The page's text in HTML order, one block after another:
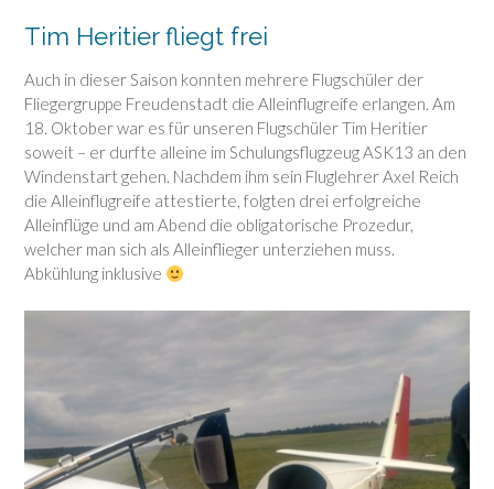
Tim Heritier fliegt frei
Auch in dieser Saison konnten mehrere Flugschüler der
Fliegergruppe Freudenstadt die Alleinflugreife erlangen. Am
18. Oktober war es für unseren Flugschüler Tim Heritier
soweit – er durfte alleine im Schulungsflugzeug ASK13 an den
Windenstart gehen. Nachdem ihm sein Fluglehrer Axel Reich
die Alleinflugreife attestierte, folgten drei erfolgreiche
Alleinflüge und am Abend die obligatorische Prozedur,
welcher man sich als Alleinflieger unterziehen muss.
Abkühlung inklusive